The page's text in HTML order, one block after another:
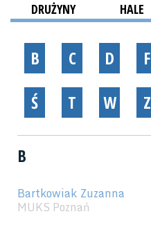
DRUŻYNY HALE
B C D F
Ś
T W Z
B
Bartkowiak Zuzanna
MUKS Poznań